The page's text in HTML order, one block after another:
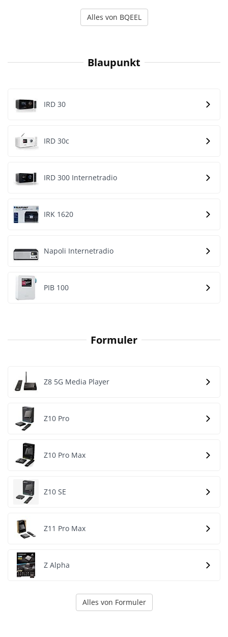
Alles von BQEEL
Blaupunkt
IRD 30
IRD 30c
IRD 300 Internetradio
IRK 1620
Napoli Internetradio
PIB 100
Formuler
Z8 5G Media Player
Z10 Pro
Z10 Pro Max
Z10 SE
Z11 Pro Max
Z Alpha
Alles von Formuler